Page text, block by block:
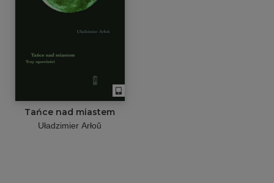
Tańce nad miastem
Uładzimier Arłoŭ